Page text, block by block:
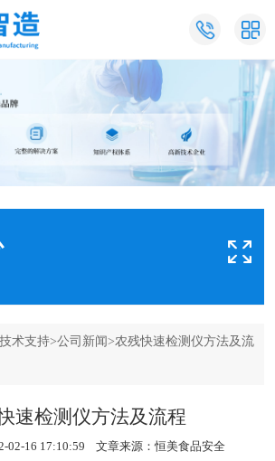
技术支持>公司新闻>农残快速检测仪方法及流
速检测仪方法及流程
02-16 17:10:59 文章来源：恒美食品安全